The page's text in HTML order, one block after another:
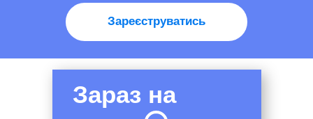
Зареєструватись
Зараз на